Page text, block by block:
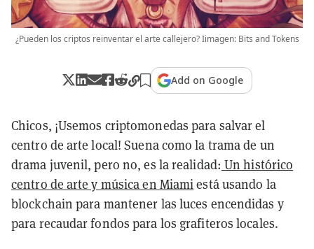
¿Pueden los criptos reinventar el arte callejero? Iimagen: Bits and Tokens
Add on Google
Chicos, ¡Usemos criptomonedas para salvar el
centro de arte local! Suena como la trama de un
drama juvenil, pero no, es la realidad: Un histórico
centro de arte y música en Miamiestá usando la
blockchain para mantener las luces encendidas y
para recaudar fondos para los grafiteros locales.